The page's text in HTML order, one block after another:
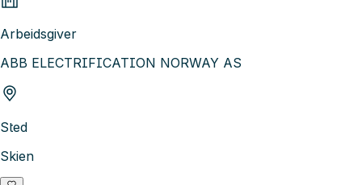
Arbeidsgiver
ABB ELECTRIFICATION NORWAY AS
Sted
Skien